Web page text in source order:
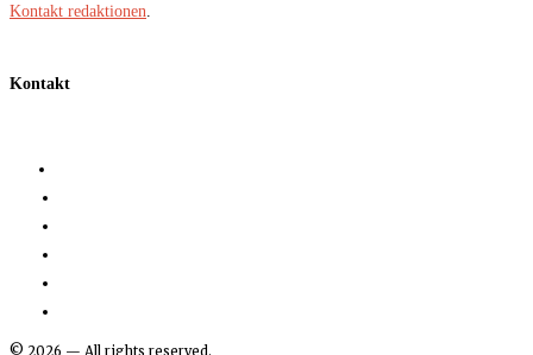
Kontakt redaktionen
Kontakt
© 2026 — All rights reserved.